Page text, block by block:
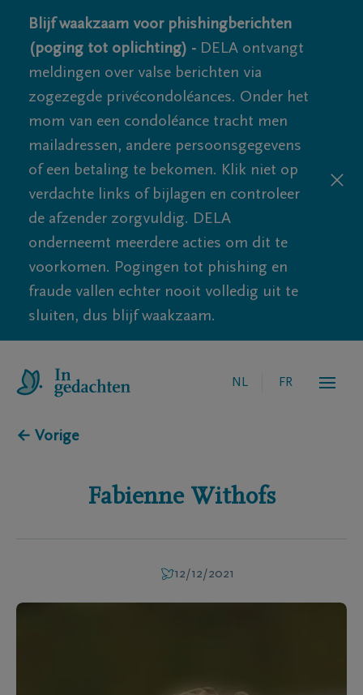
Blijf waakzaam voor phishingberichten
(poging tot oplichting) - DELA ontvangt
meldingen over valse berichten via
zogezegde privécondoléances. Onder het
mom van een condoléance tracht men
mailadressen, andere persoonsgegevens
of een betaling te bekomen. Klik niet op
verdachte links of bijlagen en controleer
de afzender zorgvuldig. DELA
onderneemt meerdere acties om dit te
voorkomen. Pogingen tot phishing en
fraude vallen echter nooit volledig uit te
sluiten, dus blijf waakzaam.
NL FR
← Vorige
Fabienne Withofs
12/12/2021